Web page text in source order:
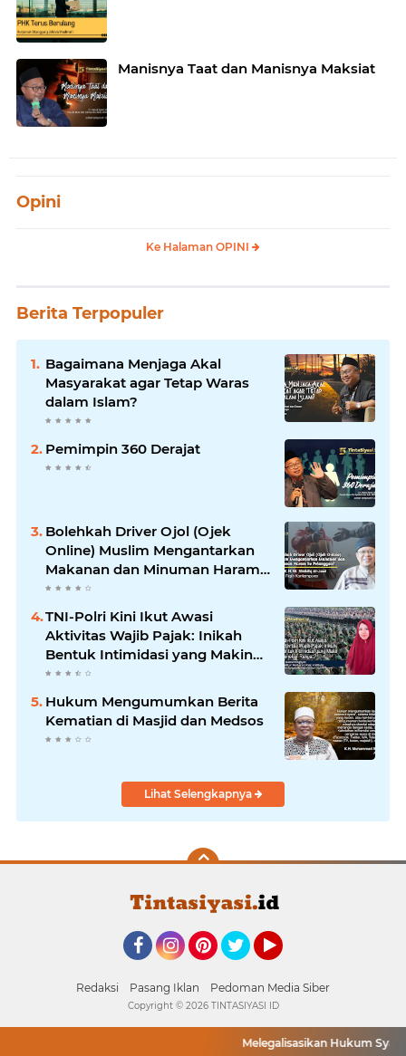
Manisnya Taat dan Manisnya Maksiat
Opini
Ke Halaman OPINI
Berita Terpopuler
Bagaimana Menjaga Akal
Masyarakat agar Tetap Waras
dalam Islam?
Pemimpin 360 Derajat
Bolehkah Driver Ojol (Ojek
Online) Muslim Mengantarkan
Makanan dan Minuman Haram
ke Pelanggan?
TNI-Polri Kini Ikut Awasi
Aktivitas Wajib Pajak: Inikah
Bentuk Intimidasi yang Makin
Menekan Rakyat?
Hukum Mengumumkan Berita
Kematian di Masjid dan Medsos
Lihat Selengkapnya
Redaksi Pasang Iklan Pedoman Media Siber
Melegalisasikan Hukum Syariat
Copyright © 2026 TINTASIYASI ID